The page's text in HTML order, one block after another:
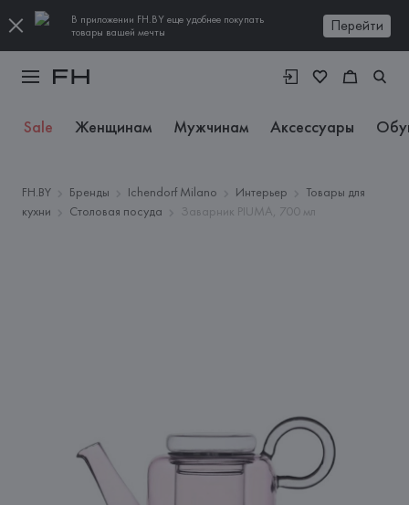
В приложении FH.BY еще удобнее покупать
товары вашей мечты
Перейти
Sale Женщинам Мужчинам Аксессуары
FH.BY Бренды Ichendorf Milano Интерьер
Товары для
кухни
Столовая посуда Заварник PIUMA, 700 мл